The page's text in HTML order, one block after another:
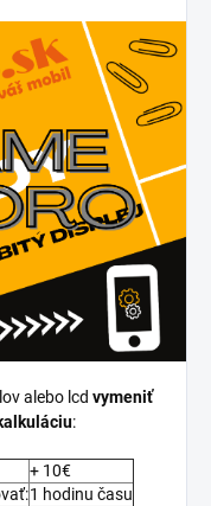
alebo lcd vymeniť
:
+ 10€
1 hodinu času